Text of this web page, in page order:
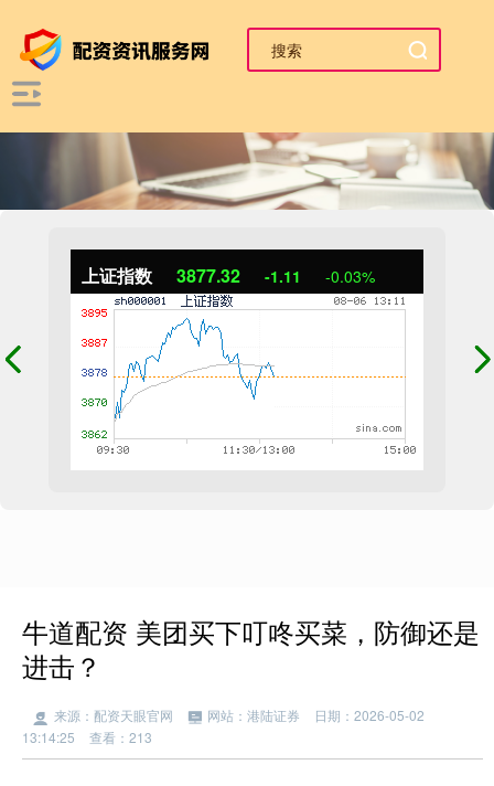
上证指数 3877.32 -1.11 -0.03%
牛道配资 美团买下叮咚买菜，防御还是
进击？
来源：配资天眼官网 网站：港陆证券
日期：2026-05-02
13:14:25
查看：213